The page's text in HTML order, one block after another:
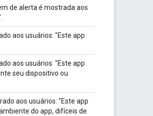
de alerta é mostrada aos
aos usuários: "Este app
aos usuários: "Este app
seu dispositivo ou
aos usuários: "Este app
do app, difíceis de